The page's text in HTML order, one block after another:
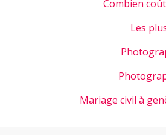
Combien
Les
Mariage civil à